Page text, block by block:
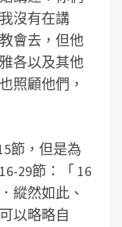
沒有在講
會去，但他
各以及其他
照顧他們，
節，但是為
29節：「 16
縱然如此、
以略略自